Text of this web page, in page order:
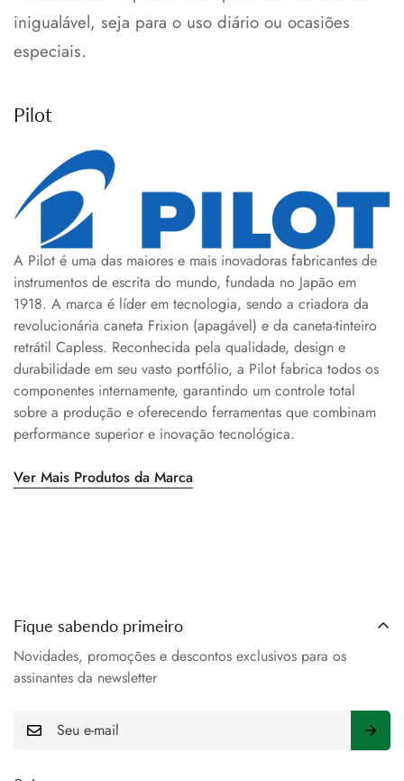
inigualável, seja para o uso diário ou ocasiões
especiais.
Pilot
A Pilot é uma das maiores e mais inovadoras fabricantes de
instrumentos de escrita do mundo, fundada no Japão em
1918. A marca é líder em tecnologia, sendo a criadora da
revolucionária caneta Frixion (apagável) e da caneta-tinteiro
retrátil Capless. Reconhecida pela qualidade, design e
durabilidade em seu vasto portfólio, a Pilot fabrica todos os
componentes internamente, garantindo um controle total
sobre a produção e oferecendo ferramentas que combinam
performance superior e inovação tecnológica.
Ver Mais Produtos da Marca
Fique sabendo primeiro
Novidades, promoções e descontos exclusivos para os
assinantes da newsletter
mail